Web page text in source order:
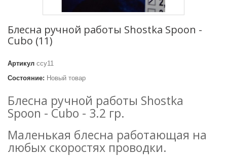
Блесна ручной работы Shostka Spoon -
Cubo (11)
Артикул ссу11
Состояние: Новый товар
Блесна ручной работы Shostka
Spoon - Cubo - 3.2 гр.
Маленькая блесна работающая на
любых скоростях проводки.